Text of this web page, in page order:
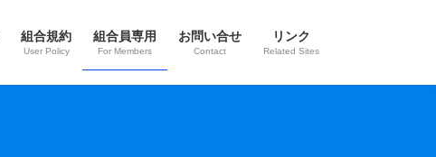
組合規約
User Policy
組合員専用
For Members
お問い合せ
Contact
リンク
Related Sites